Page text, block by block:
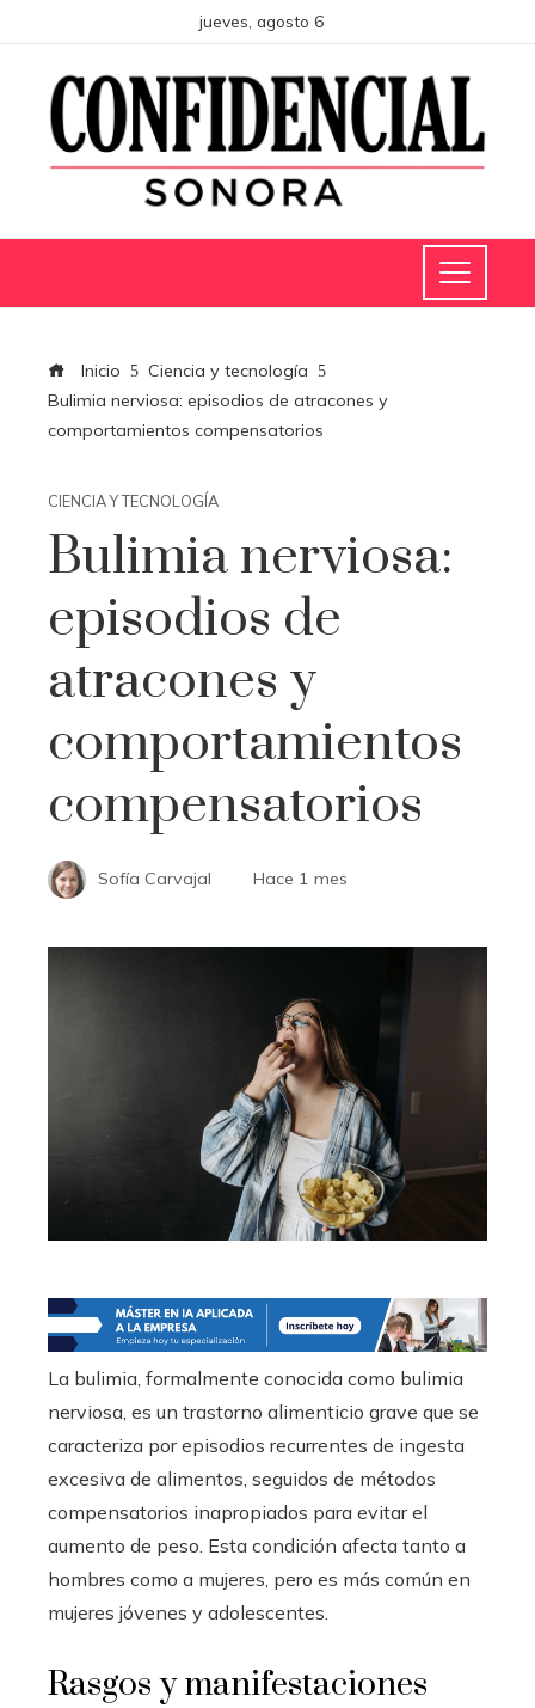
jueves, agosto 6
Inicio
Ciencia y tecnología
Bulimia nerviosa: episodios de atracones y
comportamientos compensatorios
CIENCIA Y TECNOLOGÍA
Bulimia nerviosa:
episodios de
atracones y
comportamientos
compensatorios
Sofía Carvajal Hace 1 mes
La bulimia, formalmente conocida como bulimia
nerviosa, es un trastorno alimenticio grave que se
caracteriza por episodios recurrentes de ingesta
excesiva de alimentos, seguidos de métodos
compensatorios inapropiados para evitar el
aumento de peso. Esta condición afecta tanto a
hombres como a mujeres, pero es más común en
mujeres jóvenes y adolescentes.
Rasgos y manifestaciones